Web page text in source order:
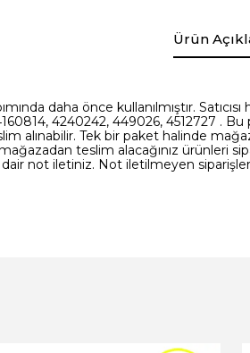
Ürün
daha önce kullanılmıştır.
4240242, 449026, 4512727 .
alınabilir. Tek bir paket halinde
teslim alacağınız ürünleri
dair not iletiniz. Not iletilmeyen